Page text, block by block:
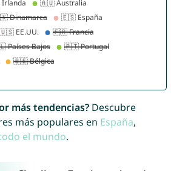
más tendencias?Descubre
más populares en España,
el mundo.